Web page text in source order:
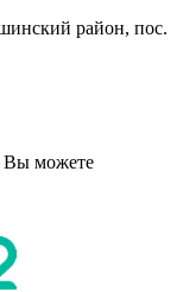
район, пос.
Вы можете